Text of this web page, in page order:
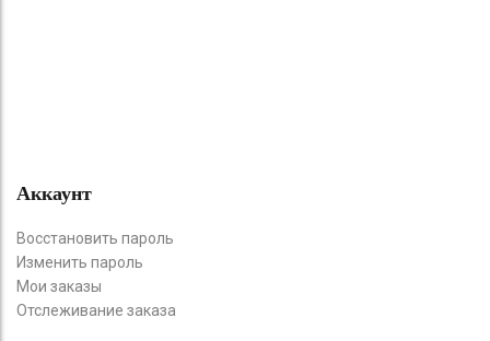
Аккаунт
Восстановить пароль
Изменить пароль
Мои заказы
Отслеживание заказа